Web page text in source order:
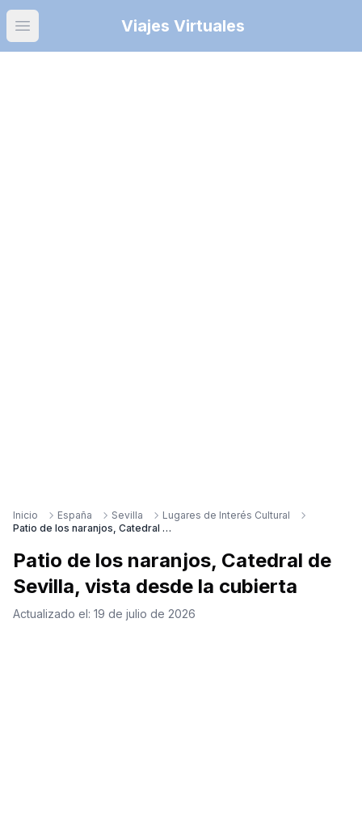
Open main menuViajes Virtuales
Inicio España Sevilla
Lugares de Interés Cultural
Patio de los naranjos, Catedral de Sevilla, vista desde la cubierta
Patio de los naranjos, Catedral de
Sevilla, vista desde la cubierta
Actualizado el: 19 de julio de 2026